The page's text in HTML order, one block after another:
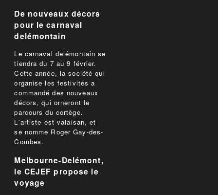
De nouveaux décors
pour le carnaval
delémontain
Le carnaval delémontain se
tiendra du 7 au 9 février.
Cette année, la société qui
organise les festivités a
commandé des nouveaux
décors, qui orneront le
parcours du cortège.
L'artiste est valaisan, et
se nomme Roger Gay-des-
Combes.
Melbourne-Delémont,
le CEJEF propose le
voyage